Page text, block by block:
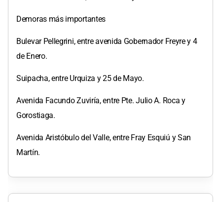
Demoras más importantes
Bulevar Pellegrini, entre avenida Gobernador Freyre y 4
de Enero.
Suipacha, entre Urquiza y 25 de Mayo.
Avenida Facundo Zuviría, entre Pte. Julio A. Roca y
Gorostiaga.
Avenida Aristóbulo del Valle, entre Fray Esquiú y San
Martín.